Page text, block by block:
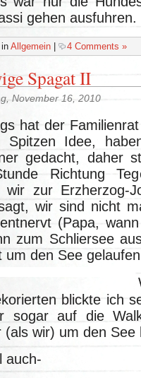
gehen ausfuhren.
Allgemein | 4 Comments »
Spagat II
November 16, 2010
hat der
Spitzen Idee,
gedacht, daher
Richtung
wir zur Erzherzog-
wir sind nicht
(Papa,
zum Schliersee
um den See
blickte ich
sogar auf die
(als wir) um den See
auch-